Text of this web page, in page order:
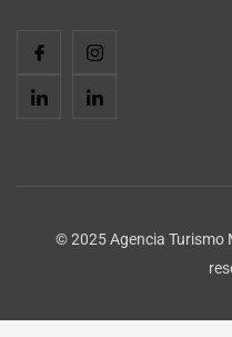
© 2025 Agencia Turismo